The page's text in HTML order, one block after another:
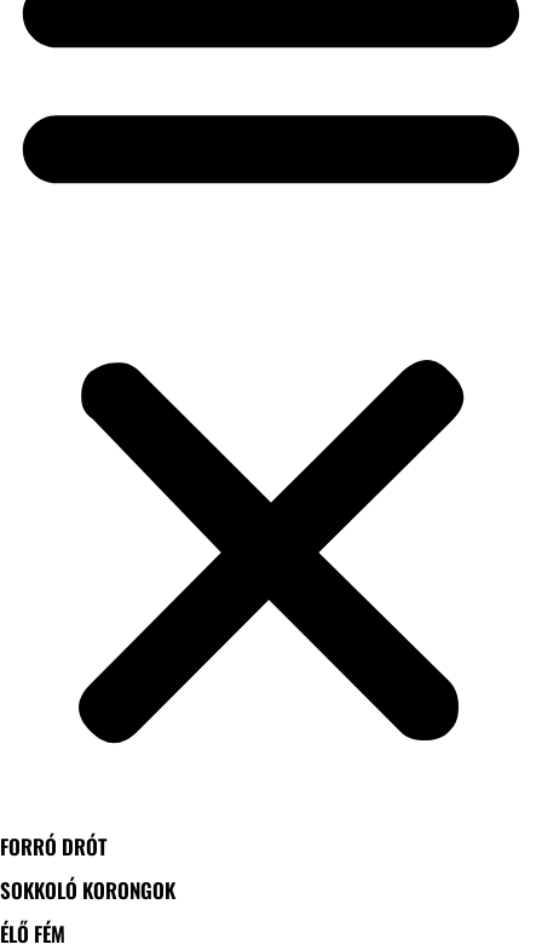
FORRÓ DRÓT
SOKKOLÓ KORONGOK
ÉLŐ FÉM